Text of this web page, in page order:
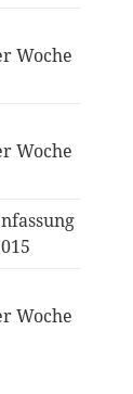
Woche
Woche
Woche